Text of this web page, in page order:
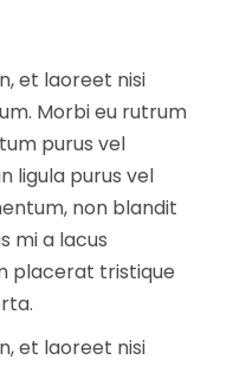
et laoreet nisi
Morbi eu rutrum
purus vel
ligula purus vel
non blandit
mi a lacus
placerat tristique
et laoreet nisi